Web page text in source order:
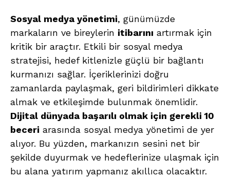
Sosyal medya yönetimi, günümüzde
markaların ve bireylerin itibarını artırmak için
kritik bir araçtır. Etkili bir sosyal medya
stratejisi, hedef kitlenizle güçlü bir bağlantı
kurmanızı sağlar. İçeriklerinizi doğru
zamanlarda paylaşmak, geri bildirimleri dikkate
almak ve etkileşimde bulunmak önemlidir.
Dijital dünyada başarılı olmak için gerekli 10
beceri arasında sosyal medya yönetimi de yer
alıyor. Bu yüzden, markanızın sesini net bir
şekilde duyurmak ve hedeflerinize ulaşmak için
bu alana yatırım yapmanız akıllıca olacaktır.